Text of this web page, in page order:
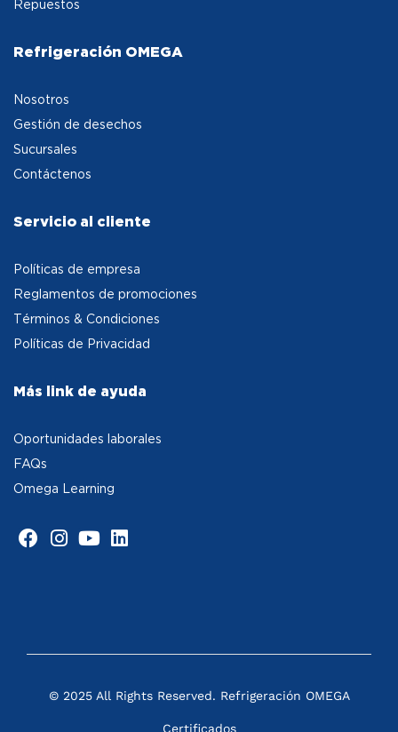
Repuestos
Refrigeración OMEGA
Nosotros
Gestión de desechos
Sucursales
Contáctenos
Servicio al cliente
Políticas de empresa
Reglamentos de promociones
Términos & Condiciones
Políticas de Privacidad
Más link de ayuda
Oportunidades laborales
FAQs
Omega Learning
© 2025 All Rights Reserved. Refrigeración OMEGA
Certificados